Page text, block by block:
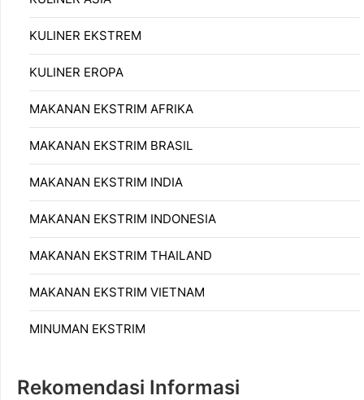
KULINER EKSTREM
KULINER EROPA
MAKANAN EKSTRIM AFRIKA
MAKANAN EKSTRIM BRASIL
MAKANAN EKSTRIM INDIA
MAKANAN EKSTRIM INDONESIA
MAKANAN EKSTRIM THAILAND
MAKANAN EKSTRIM VIETNAM
MINUMAN EKSTRIM
Rekomendasi Informasi